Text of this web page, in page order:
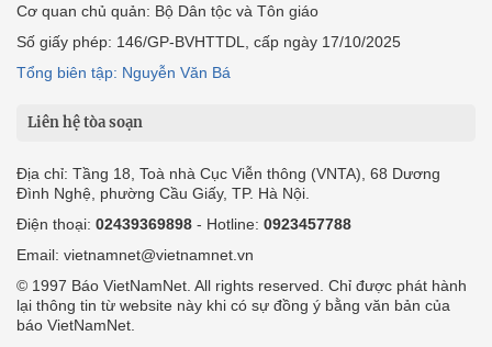
Cơ quan chủ quản: Bộ Dân tộc và Tôn giáo
Số giấy phép: 146/GP-BVHTTDL, cấp ngày 17/10/2025
Tổng biên tập: Nguyễn Văn Bá
Liên hệ tòa soạn
Địa chỉ: Tầng 18, Toà nhà Cục Viễn thông (VNTA), 68 Dương
Đình Nghệ, phường Cầu Giấy, TP. Hà Nội.
Điện thoại: 02439369898 - Hotline: 0923457788
Email: vietnamnet@vietnamnet.vn
© 1997 Báo VietNamNet. All rights reserved. Chỉ được phát hành
lại thông tin từ website này khi có sự đồng ý bằng văn bản của
báo VietNamNet.